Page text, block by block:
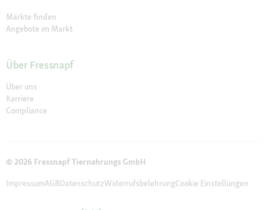
Märkte finden
Angebote im Markt
Über Fressnapf
Über uns
Karriere
Compliance
© 2026 Fressnapf Tiernahrungs GmbH
ImpressumAGBDatenschutzWiderrufsbelehrungCookie Einstellungen